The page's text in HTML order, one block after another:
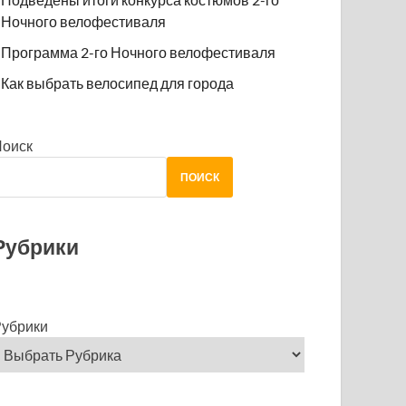
Ночного велофестиваля
Программа 2-го Ночного велофестиваля
Как выбрать велосипед для города
ПОИСК